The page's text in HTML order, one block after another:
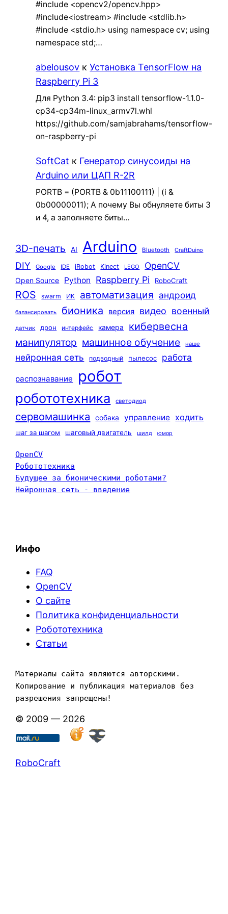
#include <opencv2/opencv.hpp>
#include<iostream> #include <stdlib.h>
#include <stdio.h> using namespace cv; using
namespace std;…
abelousov кУстановка TensorFlow на
Raspberry Pi 3
Для Python 3.4: pip3 install tensorflow-1.1.0-
cp34-cp34m-linux_armv7l.whl
https://github.com/samjabrahams/tensorflow-
on-raspberry-pi
SoftCat к Генератор синусоиды на
Arduino или ЦАП R-2R
PORTB = (PORTB & 0b11100111) | (i &
0b00000011); А почему Вы обнуляете биты 3
и 4, а заполняете биты…
3D-печать AI Arduino Bluetooth CraftDuino
DIY Google IDE iRobot Kinect LEGO OpenCV
Open Source Python Raspberry Pi RoboCraft
ROS swarm ИК автоматизация андроид
балансировать бионика версия видео военный
датчик дрон интерфейс камера кибервесна
манипулятор машинное обучение наше
нейронная сеть подводный пылесос работа
распознавание робот
робототехника светодиод
сервомашинка собака управление ходить
шаг за шагом шаговый двигатель шилд юмор
OpenCV
Робототехника
Будущее за бионическими роботами?
Нейронная сеть - введение
Инфо
FAQ
OpenCV
О сайте
Политика конфиденциальности
Робототехника
Статьи
Материалы сайта являются авторскими.
Копирование и публикация материалов без
разрешения запрещены!
© 2009 — 2026
RoboCraft